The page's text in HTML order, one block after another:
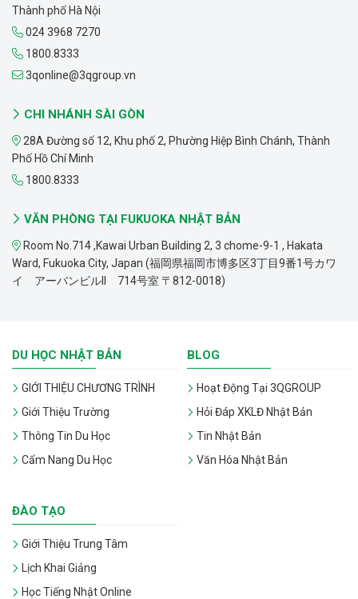
Thành phố Hà Nội
024 3968 7270
1800.8333
3qonline@3qgroup.vn
CHI NHÁNH SÀI GÒN
28A Đường số 12, Khu phố 2, Phường Hiệp Bình Chánh, Thành
Phố Hồ Chí Minh
1800.8333
VĂN PHÒNG TẠI FUKUOKA NHẬT BẢN
Room No.714 ,Kawai Urban Building 2, 3 chome-9-1 , Hakata
Ward, Fukuoka City, Japan (福岡県福岡市博多区3丁目9番1号カワ
イ アーバンビルII 714号室 〒812-0018)
DU HỌC NHẬT BẢN
GIỚI THIỆU CHƯƠNG TRÌNH
Giới Thiệu Trường
Thông Tin Du Học
Cẩm Nang Du Học
BLOG
Hoạt Động Tại 3QGROUP
Hỏi Đáp XKLĐ Nhật Bản
Tin Nhật Bản
Văn Hóa Nhật Bản
ĐÀO TẠO
Giới Thiệu Trung Tâm
Lịch Khai Giảng
Học Tiếng Nhật Online